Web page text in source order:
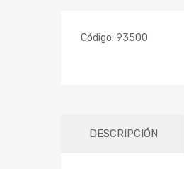
Código: 93500
DESCRIPCIÓN